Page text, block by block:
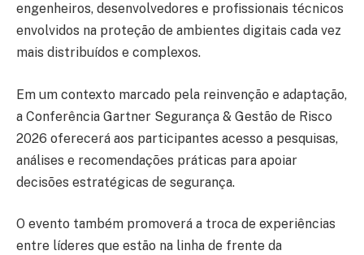
engenheiros, desenvolvedores e profissionais técnicos
envolvidos na proteção de ambientes digitais cada vez
mais distribuídos e complexos.
Em um contexto marcado pela reinvenção e adaptação,
a Conferência Gartner Segurança & Gestão de Risco
2026 oferecerá aos participantes acesso a pesquisas,
análises e recomendações práticas para apoiar
decisões estratégicas de segurança.
O evento também promoverá a troca de experiências
entre líderes que estão na linha de frente da